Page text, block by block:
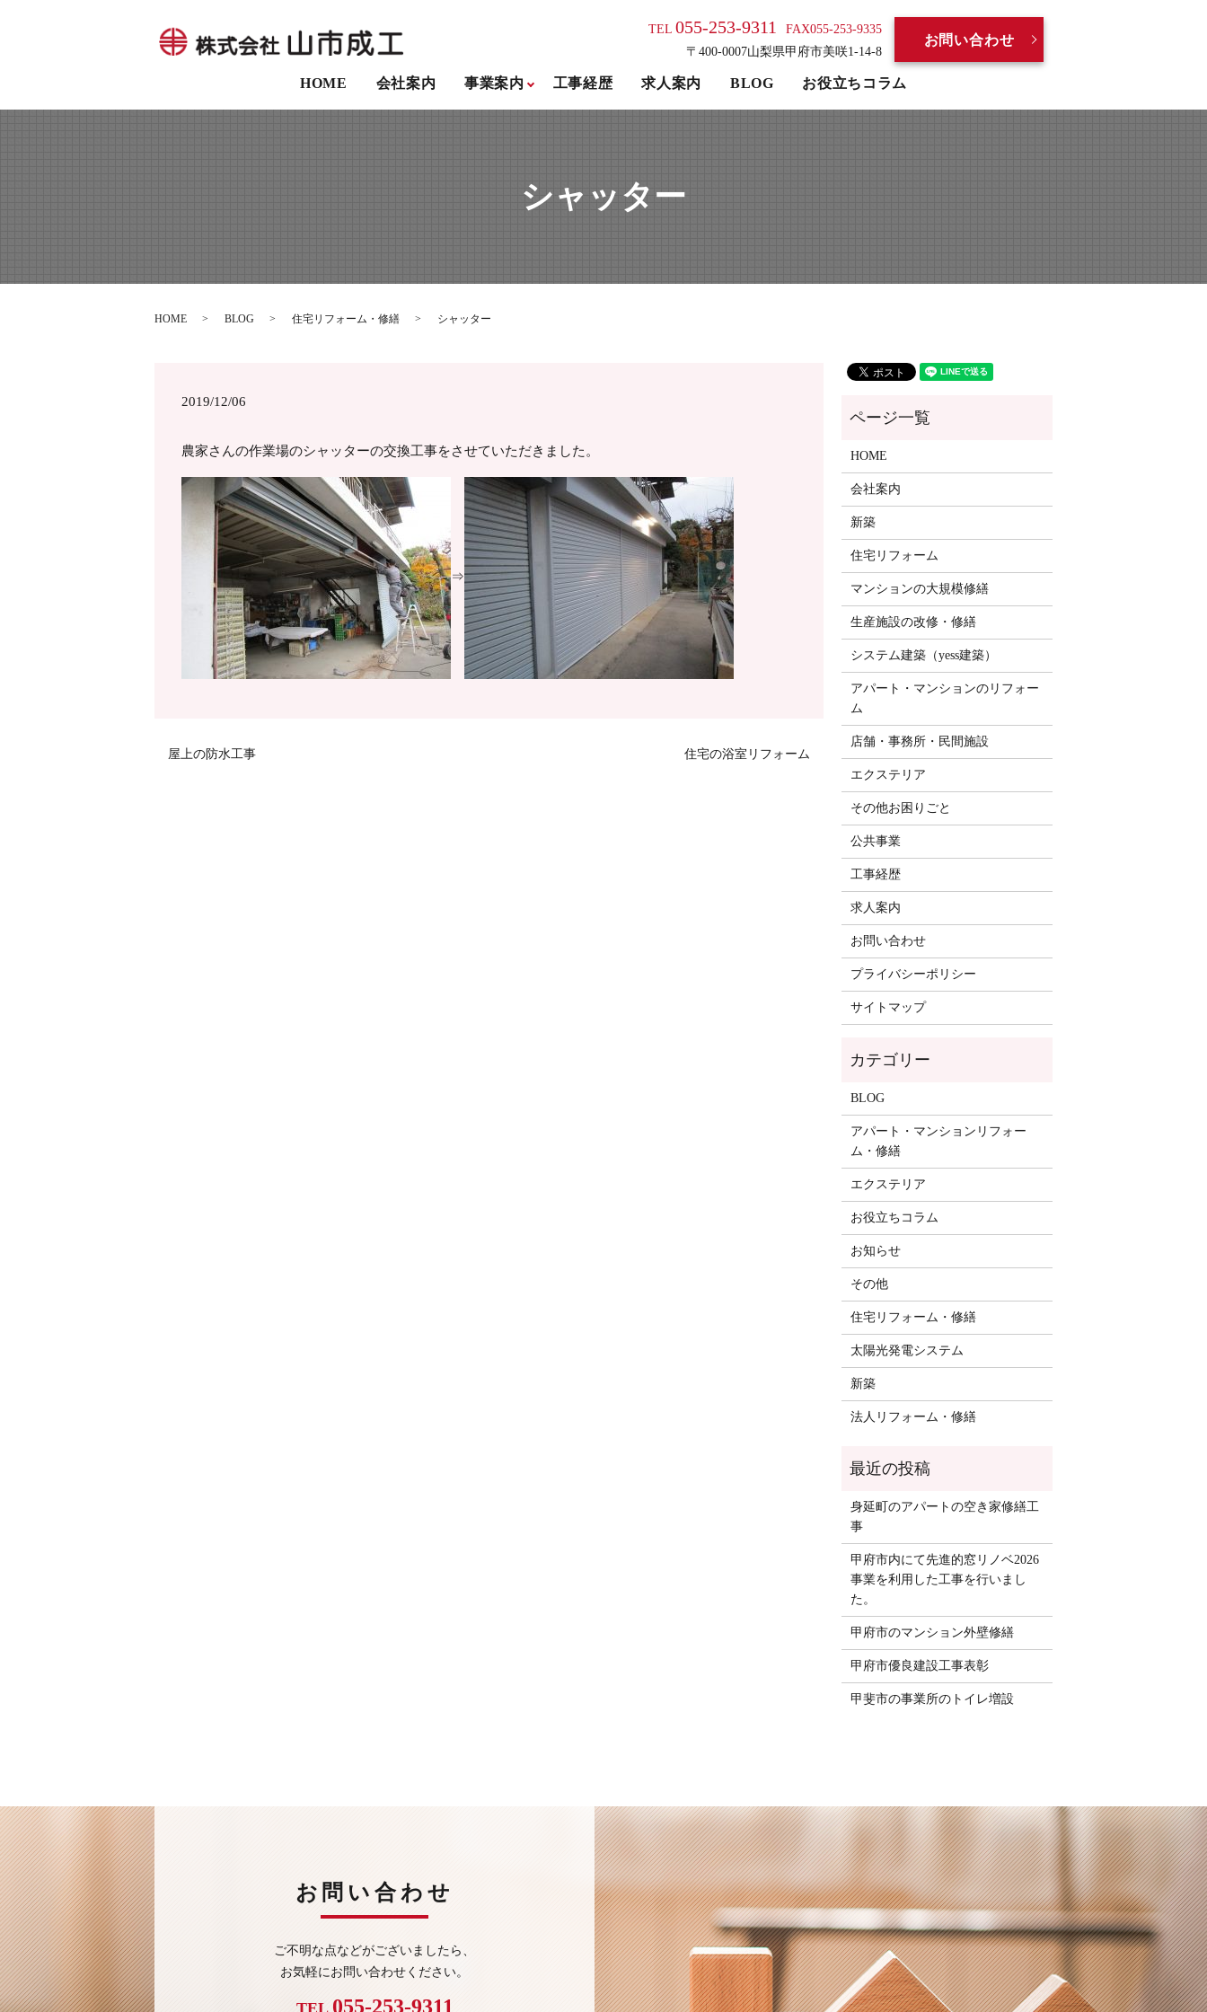
HOME 会社案内 事業案内 工事経歴 求人案内 BLOG お役立ちコラム
TEL055-253-9311
FAX055-253-9335
〒400-0007山梨県甲府市美咲1-14-8
お問い合わせ
シャッター
HOME BLOG 住宅リフォーム・修繕 シャッター
2019/12/06
農家さんの作業場のシャッターの交換工事をさせていただきました。
⇒
屋上の防水工事 住宅の浴室リフォーム
HOME
会社案内
新築
住宅リフォーム
マンションの大規模修繕
生産施設の改修・修繕
システム建築（yess建築）
アパート・マンションのリフォー
ム
店舗・事務所・民間施設
エクステリア
その他お困りごと
公共事業
工事経歴
求人案内
お問い合わせ
プライバシーポリシー
サイトマップ
BLOG
アパート・マンションリフォー
ム・修繕
エクステリア
お役立ちコラム
お知らせ
その他
住宅リフォーム・修繕
太陽光発電システム
新築
法人リフォーム・修繕
身延町のアパートの空き家修繕工
事
甲府市内にて先進的窓リノベ2026
事業を利用した工事を行いまし
た。
甲府市のマンション外壁修繕
甲府市優良建設工事表彰
甲斐市の事業所のトイレ増設
お問い合わせ
ご不明な点などがございましたら、
お気軽にお問い合わせください。
TEL 055-253-9311